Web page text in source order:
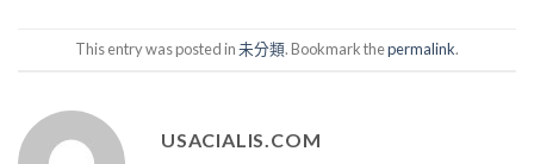
This entry was posted in未分類. Bookmark thepermalink.
USACIALIS.COM